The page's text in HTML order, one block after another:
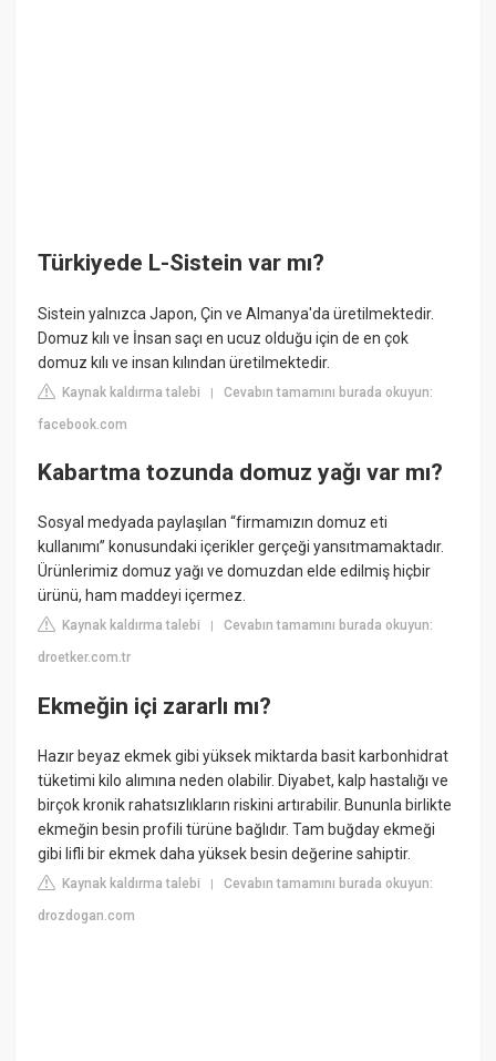
Türkiyede L-Sistein var mı?
Sistein yalnızca Japon, Çin ve Almanya'da üretilmektedir.
Domuz kılı ve İnsan saçı en ucuz olduğu için de en çok
domuz kılı ve insan kılından üretilmektedir.
Kaynak kaldırma talebi |Cevabın tamamını burada okuyun:
facebook.com
Kabartma tozunda domuz yağı var mı?
Sosyal medyada paylaşılan “firmamızın domuz eti
kullanımı” konusundaki içerikler gerçeği yansıtmamaktadır.
Ürünlerimiz domuz yağı ve domuzdan elde edilmiş hiçbir
ürünü, ham maddeyi içermez.
Kaynak kaldırma talebi |Cevabın tamamını burada okuyun:
droetker.com.tr
Ekmeğin içi zararlı mı?
Hazır beyaz ekmek gibi yüksek miktarda basit karbonhidrat
tüketimi kilo alımına neden olabilir. Diyabet, kalp hastalığı ve
birçok kronik rahatsızlıkların riskini artırabilir. Bununla birlikte
ekmeğin besin profili türüne bağlıdır. Tam buğday ekmeği
gibi lifli bir ekmek daha yüksek besin değerine sahiptir.
Kaynak kaldırma talebi |Cevabın tamamını burada okuyun:
drozdogan.com